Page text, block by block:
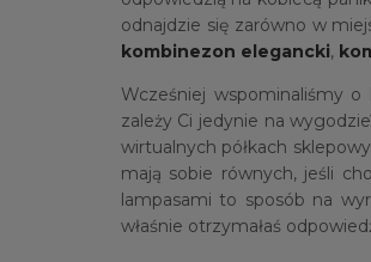
odnajdzie się zarówno w
kombinezon elegancki,
Wcześniej wspominaliśmy
zależy Ci jedynie na
wirtualnych półkach
mają sobie równych, jeśli
lampasami to sposób na
właśnie otrzymałaś